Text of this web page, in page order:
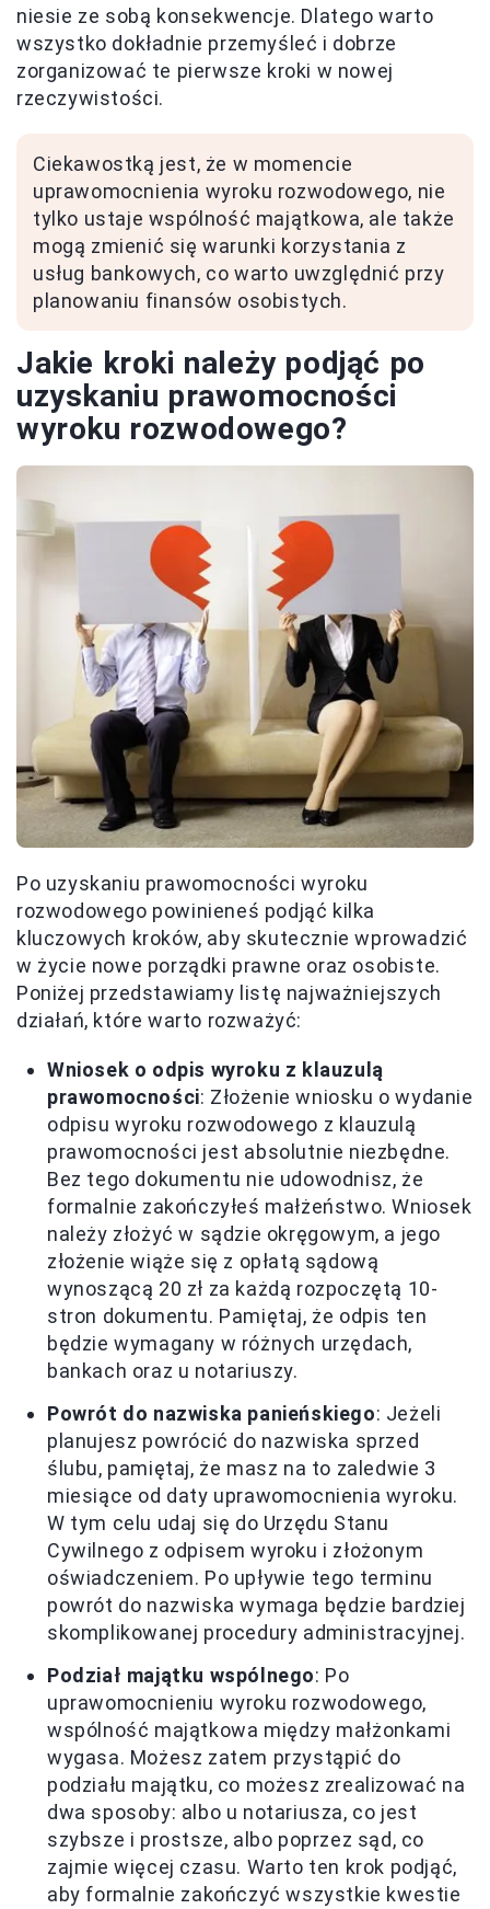
niesie ze sobą konsekwencje. Dlatego warto
wszystko dokładnie przemyśleć i dobrze
zorganizować te pierwsze kroki w nowej
rzeczywistości.
Ciekawostką jest, że w momencie
uprawomocnienia wyroku rozwodowego, nie
tylko ustaje wspólność majątkowa, ale także
mogą zmienić się warunki korzystania z
usług bankowych, co warto uwzględnić przy
planowaniu finansów osobistych.
Jakie kroki należy podjąć po
uzyskaniu prawomocności
wyroku rozwodowego?
Po uzyskaniu prawomocności wyroku
rozwodowego powinieneś podjąć kilka
kluczowych kroków, aby skutecznie wprowadzić
w życie nowe porządki prawne oraz osobiste.
Poniżej przedstawiamy listę najważniejszych
działań, które warto rozważyć:
Wniosek o odpis wyroku z klauzulą
prawomocności: Złożenie wniosku o wydanie
odpisu wyroku rozwodowego z klauzulą
prawomocności jest absolutnie niezbędne.
Bez tego dokumentu nie udowodnisz, że
formalnie zakończyłeś małżeństwo. Wniosek
należy złożyć w sądzie okręgowym, a jego
złożenie wiąże się z opłatą sądową
wynoszącą 20 zł za każdą rozpoczętą 10-
stron dokumentu. Pamiętaj, że odpis ten
będzie wymagany w różnych urzędach,
bankach oraz u notariuszy.
Powrót do nazwiska panieńskiego: Jeżeli
planujesz powrócić do nazwiska sprzed
ślubu, pamiętaj, że masz na to zaledwie 3
miesiące od daty uprawomocnienia wyroku.
W tym celu udaj się do Urzędu Stanu
Cywilnego z odpisem wyroku i złożonym
oświadczeniem. Po upływie tego terminu
powrót do nazwiska wymaga będzie bardziej
skomplikowanej procedury administracyjnej.
Podział majątku wspólnego: Po
uprawomocnieniu wyroku rozwodowego,
wspólność majątkowa między małżonkami
wygasa. Możesz zatem przystąpić do
podziału majątku, co możesz zrealizować na
dwa sposoby: albo u notariusza, co jest
szybsze i prostsze, albo poprzez sąd, co
zajmie więcej czasu. Warto ten krok podjąć,
aby formalnie zakończyć wszystkie kwestie